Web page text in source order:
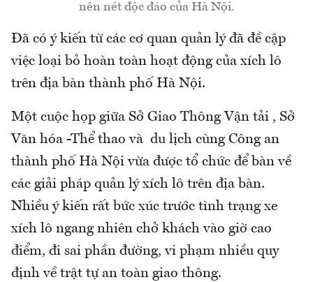
nên nét độc đáo của Hà Nội.
Đã có ý kiến từ các cơ quan quản lý đã đề cập
việc loại bỏ hoàn toàn hoạt động của xích lô
trên địa bàn thành phố Hà Nội.
Một cuộc họp giữa Sở Giao Thông Vận tải , Sở
Văn hóa -Thể thao và du lịch cùng Công an
thành phố Hà Nội vừa được tổ chức để bàn về
các giải pháp quản lý xích lô trên địa bàn.
Nhiều ý kiến rất bức xúc trước tình trạng xe
xích lô ngang nhiên chở khách vào giờ cao
điểm, đi sai phần đường, vi phạm nhiều quy
định về trật tự an toàn giao thông.